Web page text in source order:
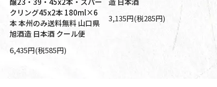
クリング45x2本 180ml×6
本 本州のみ送料無料 山口県
旭酒造 日本酒 クール便
6,435円(税585円)
3,135円(税285円)